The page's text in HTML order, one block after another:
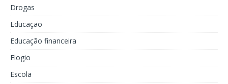
Drogas
Educação
Educação financeira
Elogio
Escola